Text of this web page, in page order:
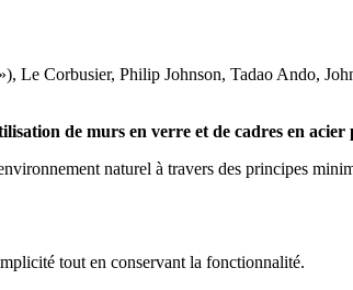
Le Corbusier, Philip Johnson, Tadao Ando,
de murs en verre et de cadres en
naturel à travers des principes
tout en conservant la fonctionnalité.